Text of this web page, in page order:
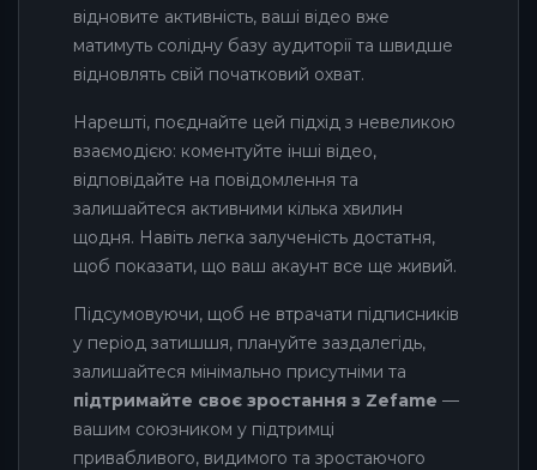
відновите активність, ваші відео вже
матимуть солідну базу аудиторії та швидше
відновлять свій початковий охват.
Нарешті, поєднайте цей підхід з невеликою
взаємодією: коментуйте інші відео,
відповідайте на повідомлення та
залишайтеся активними кілька хвилин
щодня. Навіть легка залученість достатня,
щоб показати, що ваш акаунт все ще живий.
Підсумовуючи, щоб не втрачати підписників
у період затишшя, плануйте заздалегідь,
залишайтеся мінімально присутніми та
підтримайте своє зростання з Zefame —
вашим союзником у підтримці
привабливого, видимого та зростаючого